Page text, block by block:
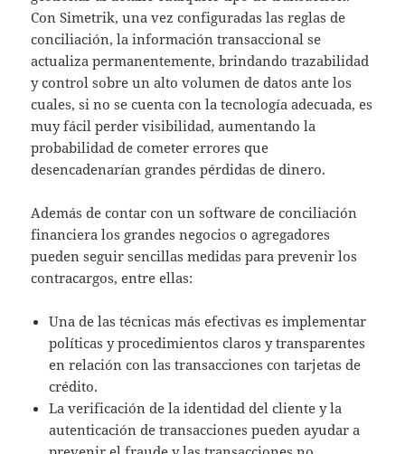
Con Simetrik, una vez configuradas las reglas de
conciliación, la información transaccional se
actualiza permanentemente, brindando trazabilidad
y control sobre un alto volumen de datos ante los
cuales, si no se cuenta con la tecnología adecuada, es
muy fácil perder visibilidad, aumentando la
probabilidad de cometer errores que
desencadenarían grandes pérdidas de dinero.
Además de contar con un software de conciliación
financiera los grandes negocios o agregadores
pueden seguir sencillas medidas para prevenir los
contracargos, entre ellas:
Una de las técnicas más efectivas es implementar
políticas y procedimientos claros y transparentes
en relación con las transacciones con tarjetas de
crédito.
La verificación de la identidad del cliente y la
autenticación de transacciones pueden ayudar a